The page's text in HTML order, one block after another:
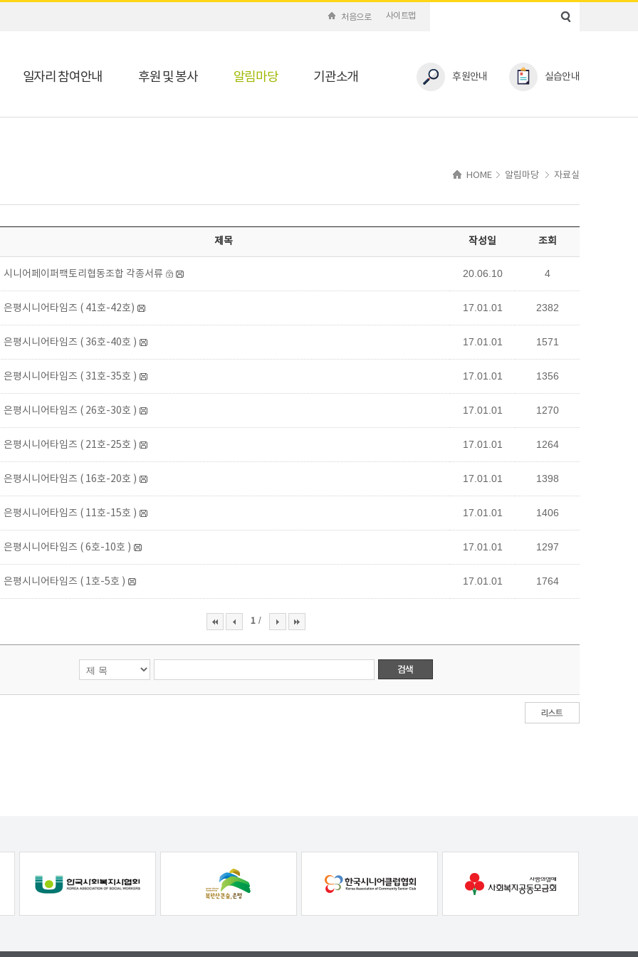
처음으로 사이트맵
후원안내 실습안내
일자리 참여안내 후원 및 봉사 알림마당 기관소개
HOME 알림마당 자료실
제목 작성일 조회
시니어페이퍼팩토리협동조합 각종서류 20.06.10 4
은평시니어타임즈 ( 41호-42호) 17.01.01 2382
은평시니어타임즈 ( 36호-40호 ) 17.01.01 1571
은평시니어타임즈 ( 31호-35호 ) 17.01.01 1356
은평시니어타임즈 ( 26호-30호 ) 17.01.01 1270
은평시니어타임즈 ( 21호-25호 ) 17.01.01 1264
은평시니어타임즈 ( 16호-20호 ) 17.01.01 1398
은평시니어타임즈 ( 11호-15호 ) 17.01.01 1406
은평시니어타임즈 ( 6호-10호 ) 17.01.01 1297
은평시니어타임즈 ( 1호-5호 ) 17.01.01 1764
1/